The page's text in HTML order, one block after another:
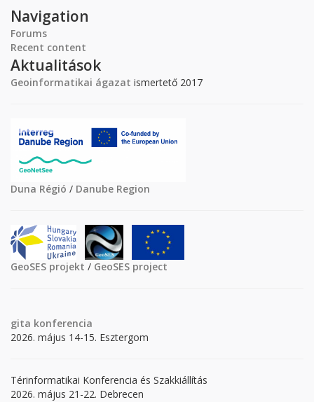
Navigation
Forums
Recent content
Aktualitások
Geoinformatikai ágazat ismertető 2017
Duna Régió / Danube Region
GeoSES projekt / GeoSES project
gita konferencia
2026. május 14-15. Esztergom
Térinformatikai Konferencia és Szakkiállítás
2026. május 21-22. Debrecen